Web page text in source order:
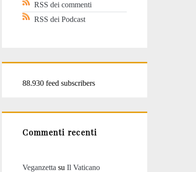
RSS dei commenti
RSS dei Podcast
88.930 feed subscribers
Commenti recenti
Veganzetta suIl Vaticano